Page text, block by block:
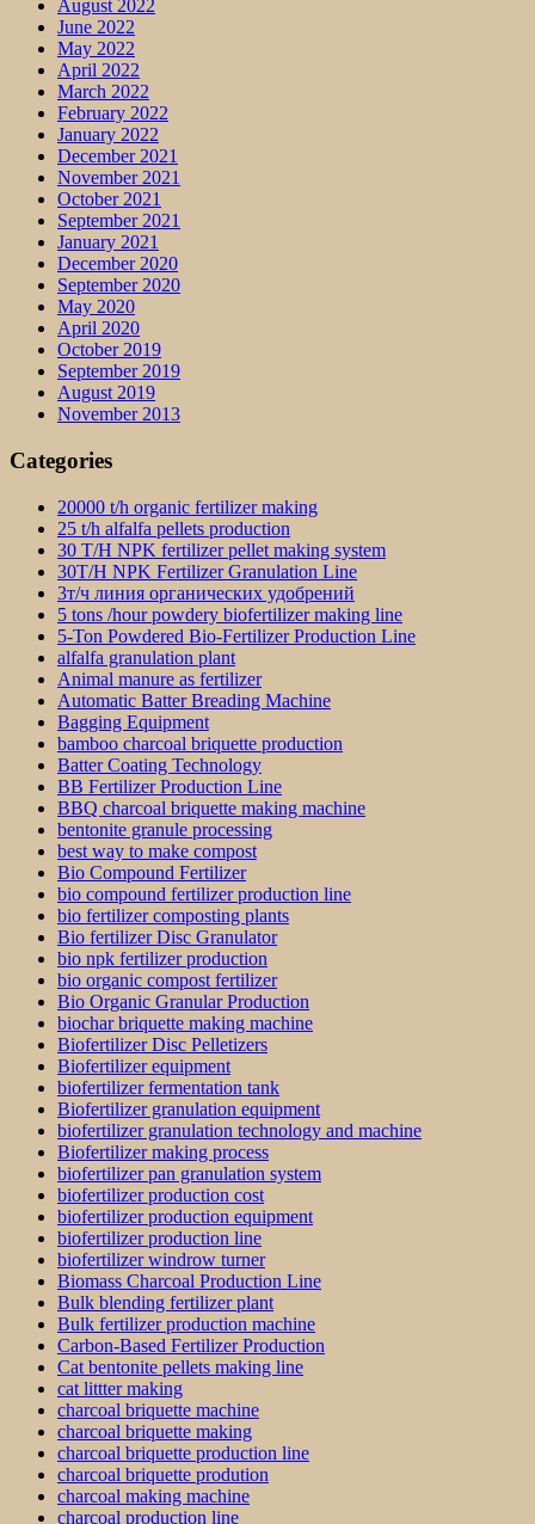
August 2022
June 2022
May 2022
April 2022
March 2022
February 2022
January 2022
December 2021
November 2021
October 2021
September 2021
January 2021
December 2020
September 2020
May 2020
April 2020
October 2019
September 2019
August 2019
November 2013
Categories
20000 t/h organic fertilizer making
25 t/h alfalfa pellets production
30 T/H NPK fertilizer pellet making system
30T/H NPK Fertilizer Granulation Line
3т/ч линия органических удобрений
5 tons /hour powdery biofertilizer making line
5-Ton Powdered Bio-Fertilizer Production Line
alfalfa granulation plant
Animal manure as fertilizer
Automatic Batter Breading Machine
Bagging Equipment
bamboo charcoal briquette production
Batter Coating Technology
BB Fertilizer Production Line
BBQ charcoal briquette making machine
bentonite granule processing
best way to make compost
Bio Compound Fertilizer
bio compound fertilizer production line
bio fertilizer composting plants
Bio fertilizer Disc Granulator
bio npk fertilizer production
bio organic compost fertilizer
Bio Organic Granular Production
biochar briquette making machine
Biofertilizer Disc Pelletizers
Biofertilizer equipment
biofertilizer fermentation tank
Biofertilizer granulation equipment
biofertilizer granulation technology and machine
Biofertilizer making process
biofertilizer pan granulation system
biofertilizer production cost
biofertilizer production equipment
biofertilizer production line
biofertilizer windrow turner
Biomass Charcoal Production Line
Bulk blending fertilizer plant
Bulk fertilizer production machine
Carbon-Based Fertilizer Production
Cat bentonite pellets making line
cat littter making
charcoal briquette machine
charcoal briquette making
charcoal briquette production line
charcoal briquette prodution
charcoal making machine
charcoal production line